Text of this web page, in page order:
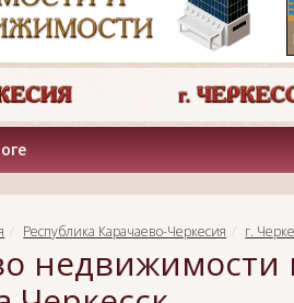
Республика Карачаево-Черкесия г.
недвижимости